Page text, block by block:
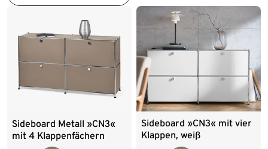
Sideboard Metall »CN3«
mit 4 Klappenfächern
Sideboard »CN3« mit vier
Klappen, weiß